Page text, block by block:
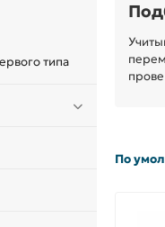
типа
По